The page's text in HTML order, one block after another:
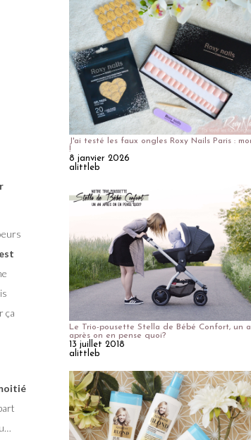
ça
J'ai testé les faux ongles Roxy Nails Paris :
!
8 janvier 2026
alittleb
Le Trio-pousette Stella de Bébé Confort, un
après on en pense quoi?
13 juillet 2018
alittleb